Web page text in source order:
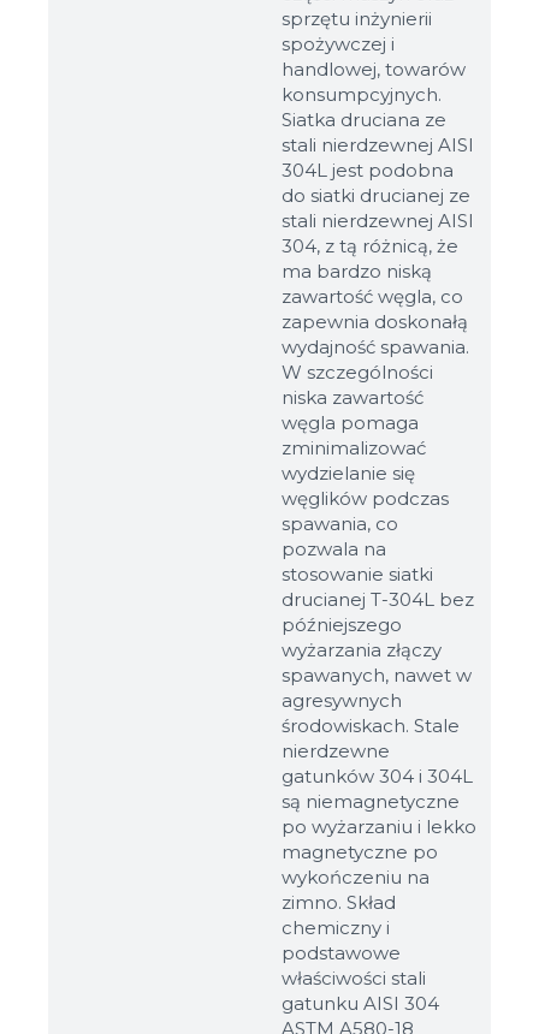
sprzętu inżynierii
spożywczej i
handlowej, towarów
konsumpcyjnych.
Siatka druciana ze
stali nierdzewnej AISI
304L jest podobna
do siatki drucianej ze
stali nierdzewnej AISI
304, z tą różnicą, że
ma bardzo niską
zawartość węgla, co
zapewnia doskonałą
wydajność spawania.
W szczególności
niska zawartość
węgla pomaga
zminimalizować
wydzielanie się
węglików podczas
spawania, co
pozwala na
stosowanie siatki
drucianej T-304L bez
późniejszego
wyżarzania złączy
spawanych, nawet w
agresywnych
środowiskach. Stale
nierdzewne
gatunków 304 i 304L
są niemagnetyczne
po wyżarzaniu i lekko
magnetyczne po
wykończeniu na
zimno. Skład
chemiczny i
podstawowe
właściwości stali
gatunku AISI 304
ASTM A580-18